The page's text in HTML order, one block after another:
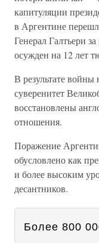
капитуляции
в Аргентине
Генерал Галтьери
осужден на 12 лет
В результате
суверенитет
восстановлены
отношения.
Поражение
обусловлено как
и более высоким
десантников.
Более 800